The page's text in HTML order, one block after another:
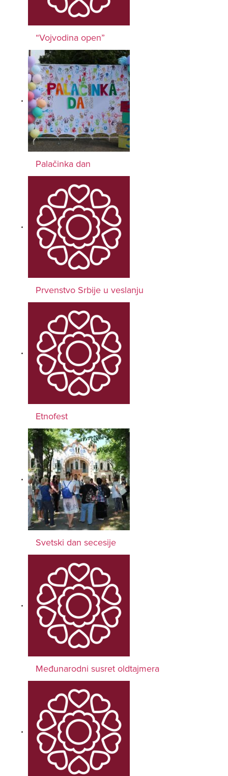
“Vojvodina open”
Palačinka dan
Prvenstvo Srbije u veslanju
Etnofest
Svetski dan secesije
Međunarodni susret oldtajmera